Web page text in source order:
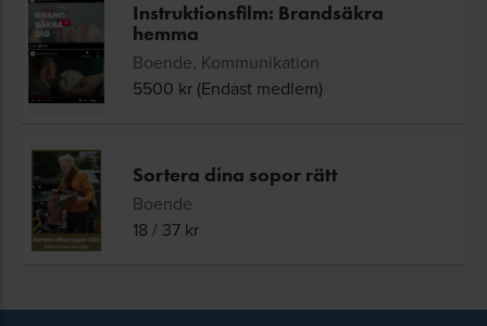
Instruktionsfilm: Brandsäkra
hemma
Boende, Kommunikation
5500 kr (Endast medlem)
Sortera dina sopor rätt
Boende
18 / 37 kr